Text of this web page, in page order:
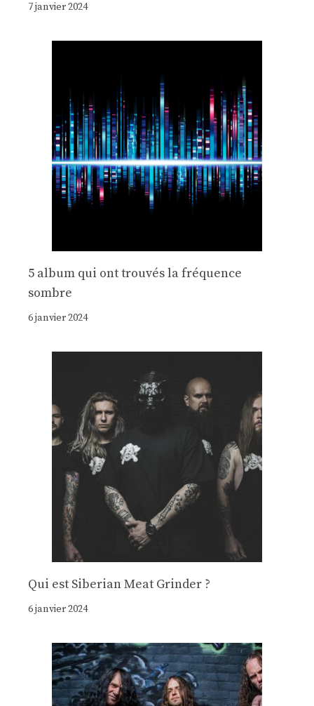
7 janvier 2024
5 album qui ont trouvés la fréquence
sombre
6 janvier 2024
Qui est Siberian Meat Grinder ?
6 janvier 2024